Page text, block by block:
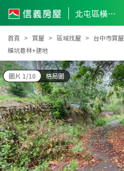
北屯區橫坑巷林+建地
首頁 買屋 區域找屋 台中市買屋
橫坑巷林+建地
圖片 1/10 格局圖